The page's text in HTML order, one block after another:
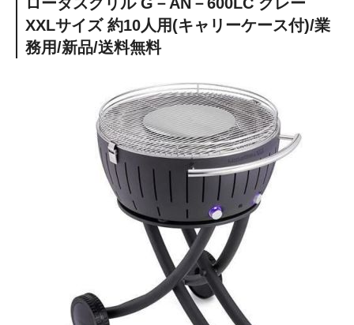
XXLサイズ 約10人用(キャリーケース付)/業
務用/新品/送料無料